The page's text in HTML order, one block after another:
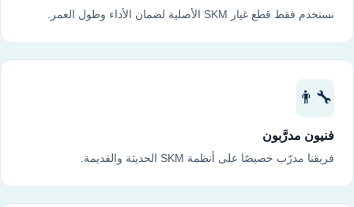
نستخدم فقط قطع غيار SKM الأصلية لضمان الأداء وطول العمر.
👨‍🔧
فنيون مدرَّبون
فريقنا مدرّب خصيصًا على أنظمة SKM الحديثة والقديمة.